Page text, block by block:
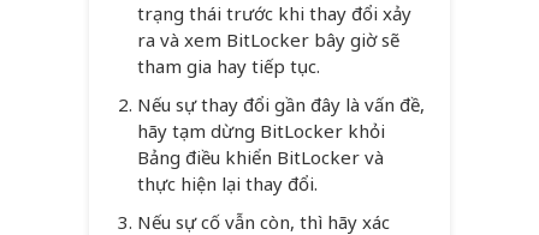
trạng thái trước khi thay đổi xảy
ra và xem BitLocker bây giờ sẽ
tham gia hay tiếp tục.
Nếu sự thay đổi gần đây là vấn đề,
hãy tạm dừng BitLocker khỏi
Bảng điều khiển BitLocker và
thực hiện lại thay đổi.
Nếu sự cố vẫn còn, thì hãy xác